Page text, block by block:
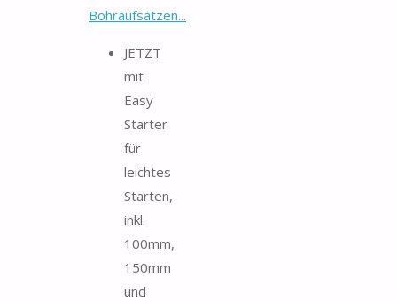
Bohraufsätzen...
JETZT
mit
Easy
Starter
für
leichtes
Starten,
inkl.
100mm,
150mm
und